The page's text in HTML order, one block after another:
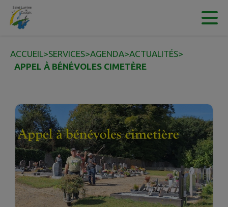
Contenu
ACCUEIL>SERVICES>AGENDA>ACTUALITÉS>
APPEL À BÉNÉVOLES CIMETÈRE